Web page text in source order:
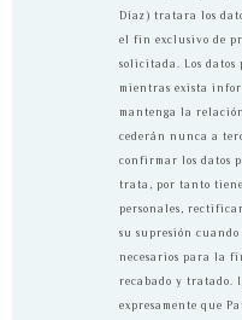
Díaz) tratara los
el fin exclusivo de
solicitada. Los datos
mientras exista
mantenga la
cederán nunca a
confirmar los datos
trata, por tanto tiene
personales,
su supresión cuando
necesarios para la
recabado y tratado.
expresamente que